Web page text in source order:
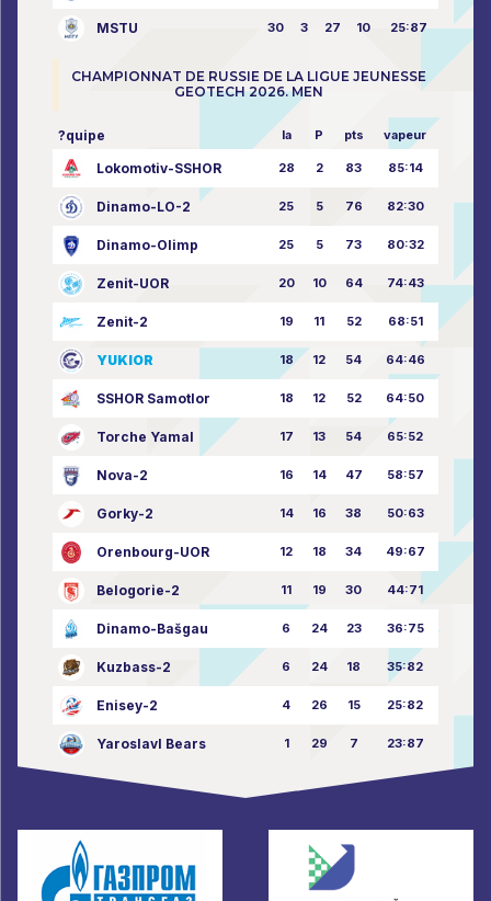
MSTU 30 3 27 10 25:87
CHAMPIONNAT DE RUSSIE DE LA LIGUE JEUNESSE
GEOTECH 2026. MEN
?quipe la P pts vapeur
Lokomotiv-SSHOR 28 2 83 85:14
Dinamo-LO-2 25 5 76 82:30
Dinamo-Olimp 25 5 73 80:32
Zenit-UOR 20 10 64 74:43
Zenit-2 19 11 52 68:51
YUKIOR 18 12 54 64:46
SSHOR Samotlor 18 12 52 64:50
Torche Yamal 17 13 54 65:52
Nova-2 16 14 47 58:57
Gorky-2 14 16 38 50:63
Orenbourg-UOR 12 18 34 49:67
Belogorie-2 11 19 30 44:71
Dinamo-Bašgau 6 24 23 36:75
Kuzbass-2 6 24 18 35:82
Enisey-2 4 26 15 25:82
Yaroslavl Bears 1 29 7 23:87